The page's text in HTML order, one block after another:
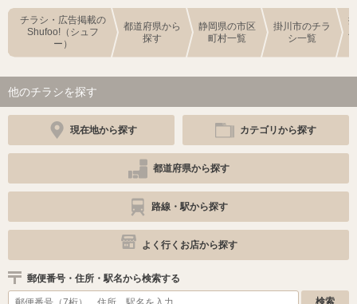
チラシ・広告掲載の
Shufoo!（シュフ
ー）
都道府県から
探す
静岡県の市区
町村一覧
掛川市のチラ
シ一覧
他のチラシを探す
現在地から探す カテゴリから探す
都道府県から探す
路線・駅から探す
よく行くお店から探す
郵便番号・住所・駅名から検索する